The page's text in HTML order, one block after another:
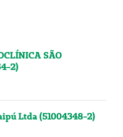
SÃO
2)
Ltda (51004348-2)